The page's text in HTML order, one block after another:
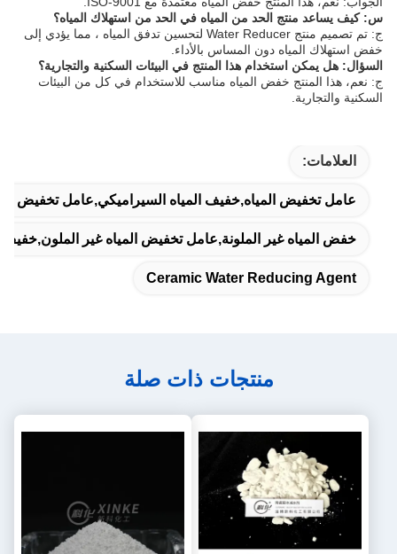
س: كيف يساعد منتج الحد من المياه في الحد من استهلاك المياه؟
ج: تم تصميم منتج Water Reducer لتحسين تدفق المياه ، مما يؤدي إلى
خفض استهلاك المياه دون المساس بالأداء.
السؤال: هل يمكن استخدام هذا المنتج في البيئات السكنية والتجارية؟
ج: نعم، هذا المنتج خفض المياه مناسب للاستخدام في كل من البيئات
السكنية والتجارية.
العلامات:
عامل تخفيض المياه,خفيف المياه السيراميكي,عامل تخفيض
خفض المياه غير الملونة,عامل تخفيض المياه غير
Ceramic Water Reducing Agent
منتجات ذات صلة